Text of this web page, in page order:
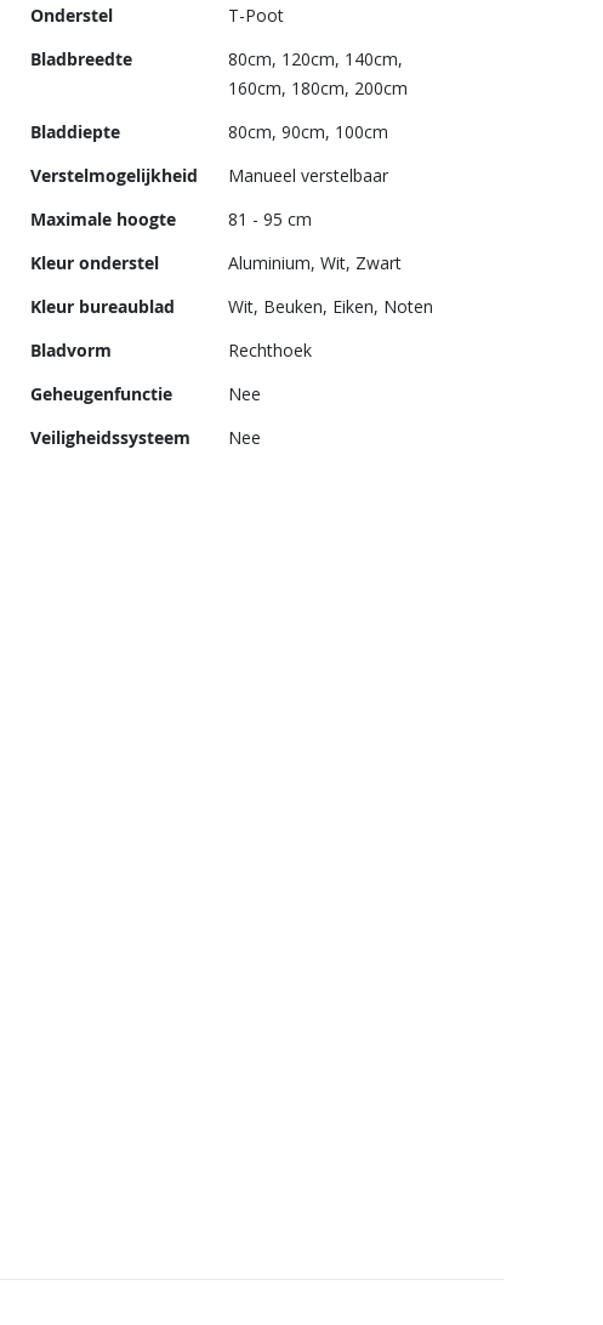
Onderstel
T-Poot
Bladbreedte
80cm, 120cm, 140cm,
160cm, 180cm, 200cm
Bladdiepte
80cm, 90cm, 100cm
Verstelmogelijkheid
Manueel verstelbaar
Maximale hoogte
81 - 95 cm
Kleur onderstel
Aluminium, Wit, Zwart
Kleur bureaublad
Wit, Beuken, Eiken, Noten
Bladvorm
Rechthoek
Geheugenfunctie
Nee
Veiligheidssysteem
Nee